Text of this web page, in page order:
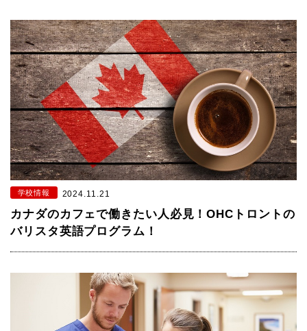
学校情報 2024.11.21
カナダのカフェで働きたい人必見！OHCトロントの
バリスタ英語プログラム！